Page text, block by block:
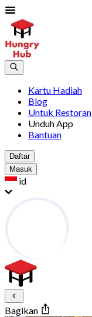
Kartu Hadiah
Blog
Untuk Restoran
Unduh App
Bantuan
Daftar
Masuk
id
Bagikan